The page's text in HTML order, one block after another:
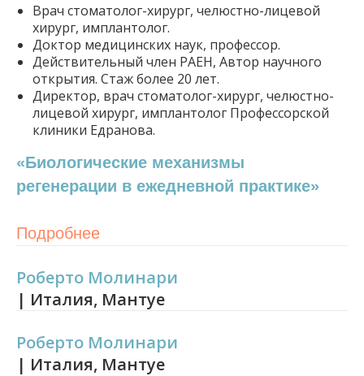
Врач стоматолог-хирург, челюстно-лицевой
хирург, имплантолог.
Доктор медицинских наук, профессор.
Действительный член РАЕН, Автор научного
открытия. Стаж более 20 лет.
Директор, врач стоматолог-хирург, челюстно-
лицевой хирург, имплантолог Профессорской
клиники Едранова.
«Биологические механизмы
регенерации в ежедневной практике»
Подробнее
Роберто Молинари
| Италия, Мантуе
Роберто Молинари
| Италия, Мантуе